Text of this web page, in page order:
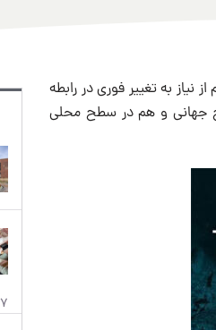
مردم از نیاز به تغییر فوری در رابطه
جهانی و هم در سطح محلی
17